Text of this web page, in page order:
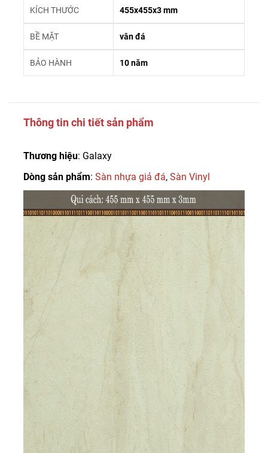
KÍCH THƯỚC 455x455x3 mm
BỀ MẶT vân đá
BẢO HÀNH 10 năm
Thông tin chi tiết sản phẩm
Thương hiệu: Galaxy
Dòng sản phẩm: Sàn nhựa giả đá, Sàn Vinyl